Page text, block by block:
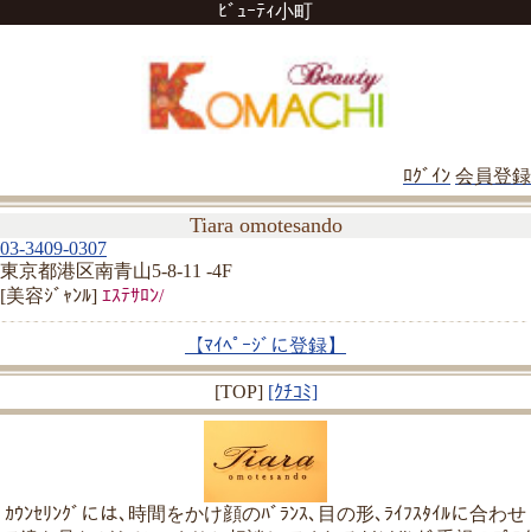
ﾋﾞｭｰﾃｨ小町
ﾛｸﾞｲﾝ 会員登録
Tiara omotesando
03-3409-0307
東京都港区南青山5-8-11 -4F
[美容ｼﾞｬﾝﾙ] ｴｽﾃｻﾛﾝ/
【ﾏｲﾍﾟｰｼﾞに登録】
[TOP] [ｸﾁｺﾐ]
ｶｳﾝｾﾘﾝｸﾞには､時間をかけ顔のﾊﾞﾗﾝｽ､目の形､ﾗｲﾌｽﾀｲﾙに合わせ